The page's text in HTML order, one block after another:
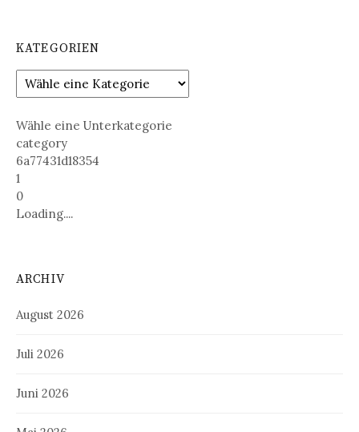
KATEGORIEN
Wähle eine Unterkategorie
category
6a77431d18354
1
0
Loading....
ARCHIV
August 2026
Juli 2026
Juni 2026